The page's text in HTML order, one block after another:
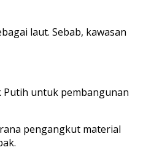
laut. Sebab, kawasan
Putih untuk pembangunan
pengangkut material